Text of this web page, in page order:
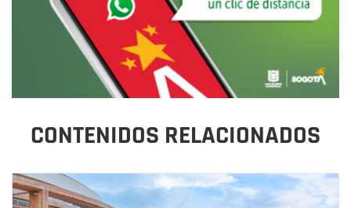
CONTENIDOS RELACIONADOS